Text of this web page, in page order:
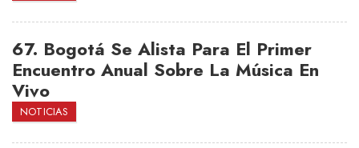
67. Bogotá Se Alista Para El Primer
Encuentro Anual Sobre La Música En
Vivo
NOTICIAS